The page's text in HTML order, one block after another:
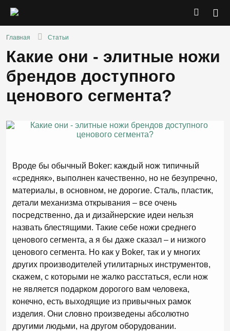
Главная Статьи
Какие они - элитные ножи
брендов доступного
ценового сегмента?
Вроде бы обычный Boker: каждый нож типичный
«средняк», выполнен качественно, но не безупречно,
материалы, в основном, не дорогие. Сталь, пластик,
детали механизма открывания – все очень
посредственно, да и дизайнерские идеи нельзя
назвать блестящими. Такие себе ножи среднего
ценового сегмента, а я бы даже сказал – и низкого
ценового сегмента. Но как у Boker, так и у многих
других производителей утилитарных инструментов,
скажем, с которыми не жалко расстаться, если нож
не является подарком дорогого вам человека,
конечно, есть выходящие из привычных рамок
изделия. Они словно произведены абсолютно
другими людьми, на другом оборудовании.